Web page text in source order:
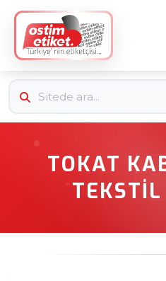
TOKAT